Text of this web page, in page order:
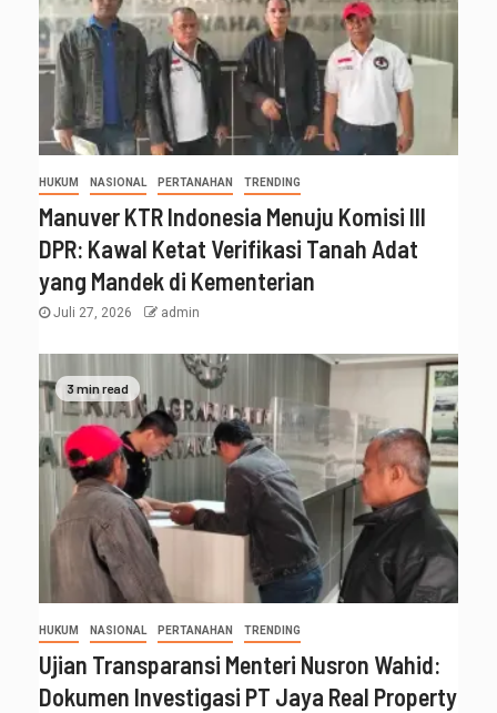
HUKUM NASIONAL PERTANAHAN TRENDING
Manuver KTR Indonesia Menuju Komisi III
DPR: Kawal Ketat Verifikasi Tanah Adat
yang Mandek di Kementerian
Juli 27, 2026 admin
3 min read
HUKUM NASIONAL PERTANAHAN TRENDING
Ujian Transparansi Menteri Nusron Wahid:
Dokumen Investigasi PT Jaya Real Property